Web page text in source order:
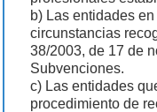
b) Las entidades
circunstancias
38/2003, de 17 de
Subvenciones.
c) Las entidades
procedimiento de